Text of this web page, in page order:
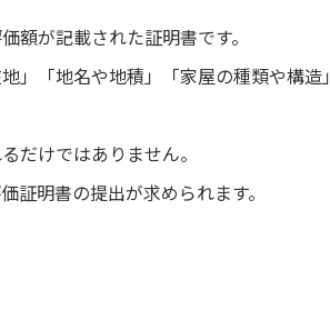
額が記載された証明書です。
」「地名や地積」「家屋の種類や構造」
だけではありません。
明書の提出が求められます。